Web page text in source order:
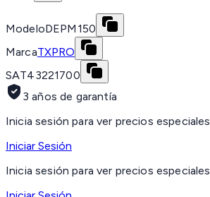
ModeloDEPM150
MarcaTXPRO
SAT43221700
3 años de garantía
Inicia sesión para ver precios especiales
Iniciar Sesión
Inicia sesión para ver precios especiales